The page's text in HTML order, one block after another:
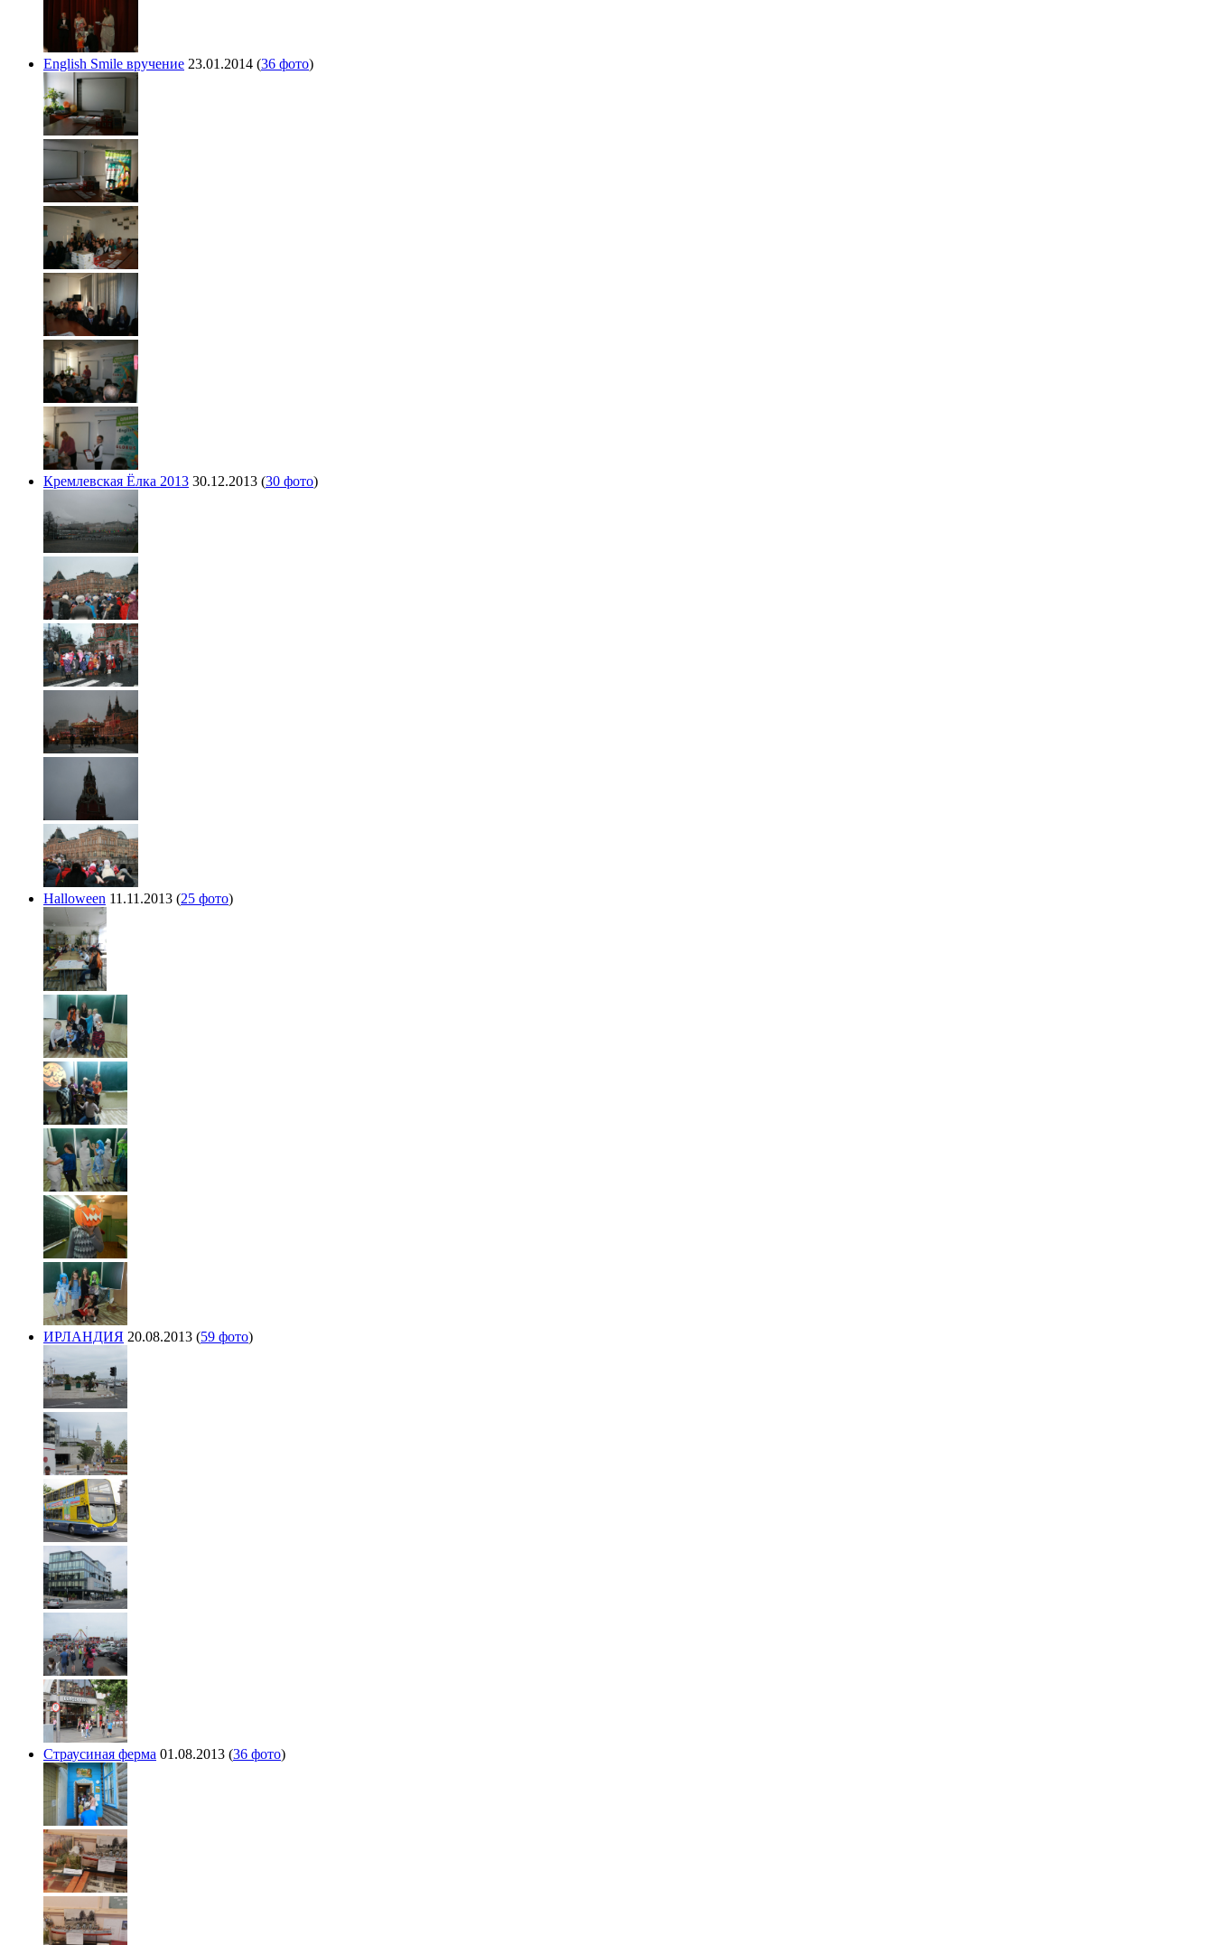
English Smile вручение 23.01.2014 (36 фото)
Кремлевская Ёлка 2013 30.12.2013 (30 фото)
Halloween 11.11.2013 (25 фото)
ИРЛАНДИЯ 20.08.2013 (59 фото)
Страусиная ферма 01.08.2013 (36 фото)